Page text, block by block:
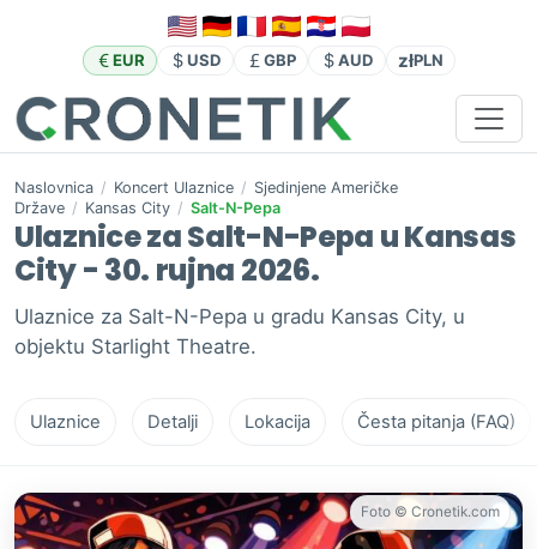
EUR USD GBP AUD złPLN
Naslovnica / Koncert Ulaznice / Sjedinjene Američke
Države / Kansas City / Salt-N-Pepa
Ulaznice za Salt-N-Pepa u Kansas
City - 30. rujna 2026.
Ulaznice za Salt-N-Pepa u gradu Kansas City, u
objektu Starlight Theatre.
Ulaznice Detalji Lokacija Česta pitanja (FAQ)
Foto © Cronetik.com